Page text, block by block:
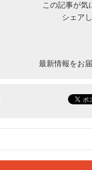
この記事が気
シェア
最新情報をお届